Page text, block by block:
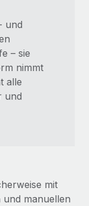
und
– sie
nimmt
alle
und
mit
manuellen